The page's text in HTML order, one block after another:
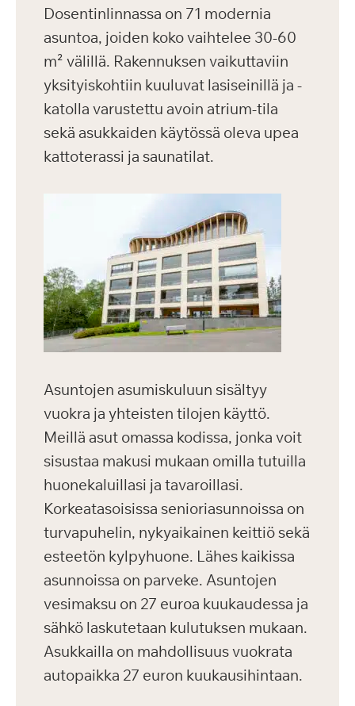
Dosentinlinnassa on 71 modernia
asuntoa, joiden koko vaihtelee 30-60
m² välillä. Rakennuksen vaikuttaviin
yksityiskohtiin kuuluvat lasiseinillä ja -
katolla varustettu avoin atrium-tila
sekä asukkaiden käytössä oleva upea
kattoterassi ja saunatilat.
Asuntojen asumiskuluun sisältyy
vuokra ja yhteisten tilojen käyttö.
Meillä asut omassa kodissa, jonka voit
sisustaa makusi mukaan omilla tutuilla
huonekaluillasi ja tavaroillasi.
Korkeatasoisissa senioriasunnoissa on
turvapuhelin, nykyaikainen keittiö sekä
esteetön kylpyhuone. Lähes kaikissa
asunnoissa on parveke. Asuntojen
vesimaksu on 27 euroa kuukaudessa ja
sähkö laskutetaan kulutuksen mukaan.
Asukkailla on mahdollisuus vuokrata
autopaikka 27 euron kuukausihintaan.